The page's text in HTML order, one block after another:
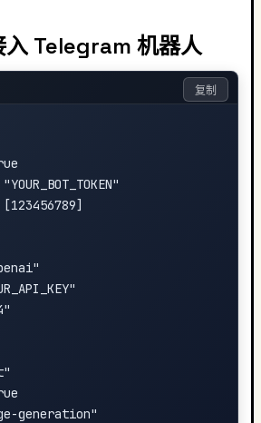
入 Telegram 机器人
generation"
复制